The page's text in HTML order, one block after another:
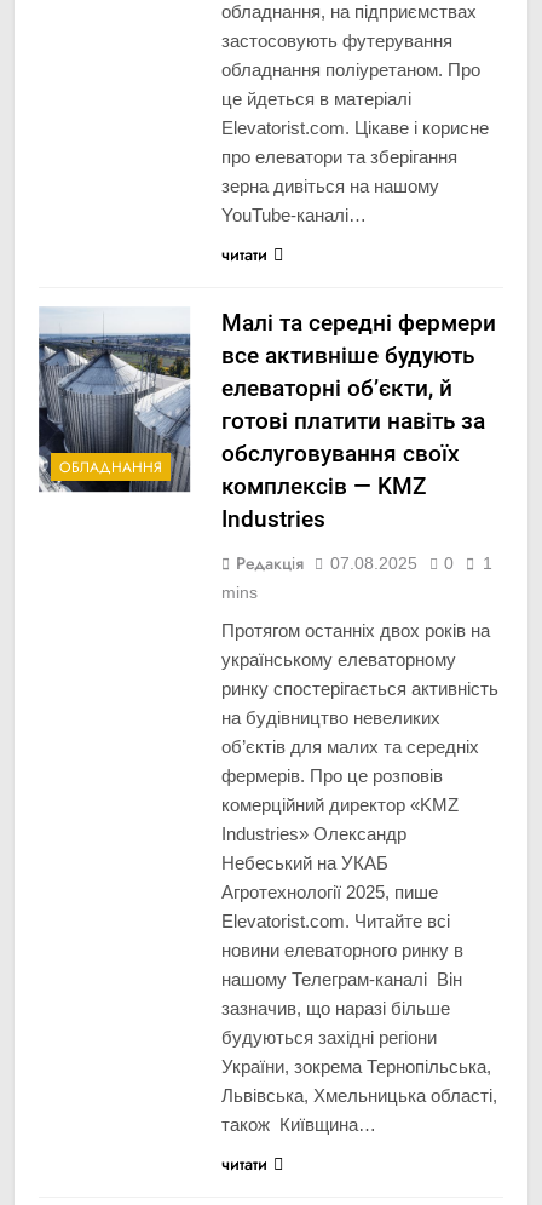
обладнання, на підприємствах
застосовують футерування
обладнання поліуретаном. Про
це йдеться в матеріалі
Elevatorist.com. Цікаве і корисне
про елеватори та зберігання
зерна дивіться на нашому
YouTube-каналі…
читати
ОБЛАДНАННЯ
Малі та середні фермери
все активніше будують
елеваторні об’єкти, й
готові платити навіть за
обслуговування своїх
комплексів — KMZ
Industries
Редакція 07.08.2025 0
1
mins
Протягом останніх двох років на
українському елеваторному
ринку спостерігається активність
на будівництво невеликих
об’єктів для малих та середніх
фермерів. Про це розповів
комерційний директор «KMZ
Industries» Олександр
Небеський на УКАБ
Агротехнології 2025, пише
Elevatorist.com. Читайте всі
новини елеваторного ринку в
нашому Телеграм-каналі Він
зазначив, що наразі більше
будуються західні регіони
України, зокрема Тернопільська,
Львівська, Хмельницька області,
також Київщина…
читати